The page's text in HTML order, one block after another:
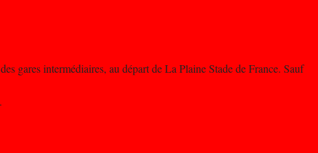
gares intermédiaires, au départ de La Plaine Stade de France. Sauf